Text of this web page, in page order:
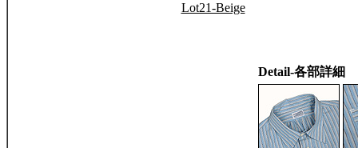
Lot21-Beige
Detail-各部詳細